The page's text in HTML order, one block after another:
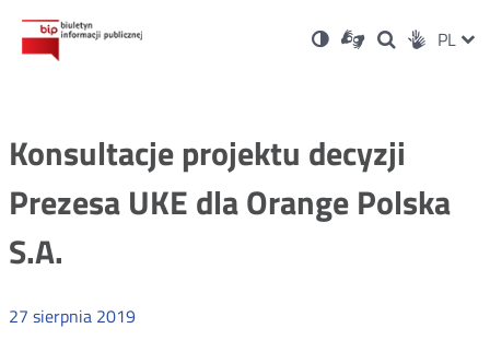
Ustawienia
Wersja
kontrastowa
Dla
niesłyszących
OtwórzOtwórz
w
Otwórz
w
Social PL
Konsultacje projektu decyzji
Prezesa UKE dla Orange Polska
S.A.
27 sierpnia 2019